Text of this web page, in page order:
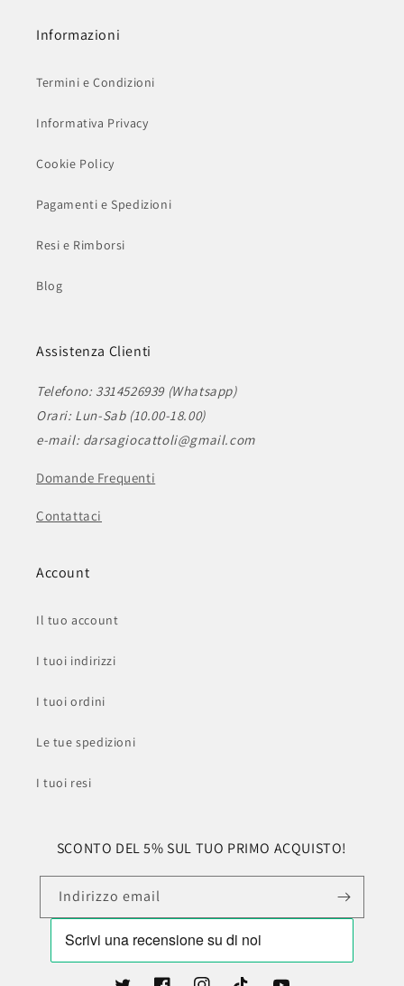
Informazioni
Termini e Condizioni
Informativa Privacy
Cookie Policy
Pagamenti e Spedizioni
Resi e Rimborsi
Blog
Assistenza Clienti
Telefono: 3314526939 (Whatsapp)
Orari: Lun-Sab (10.00-18.00)
e-mail: darsagiocattoli@gmail.com
Domande Frequenti
Contattaci
Account
Il tuo account
I tuoi indirizzi
I tuoi ordini
Le tue spedizioni
I tuoi resi
SCONTO DEL 5% SUL TUO PRIMO ACQUISTO!
Indirizzo email